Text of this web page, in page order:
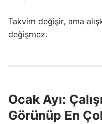
Takvim değişir, ama
değişmez.
Ocak Ayı:
Görünüp En